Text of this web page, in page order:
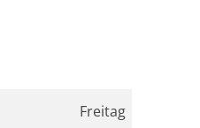
Freitag